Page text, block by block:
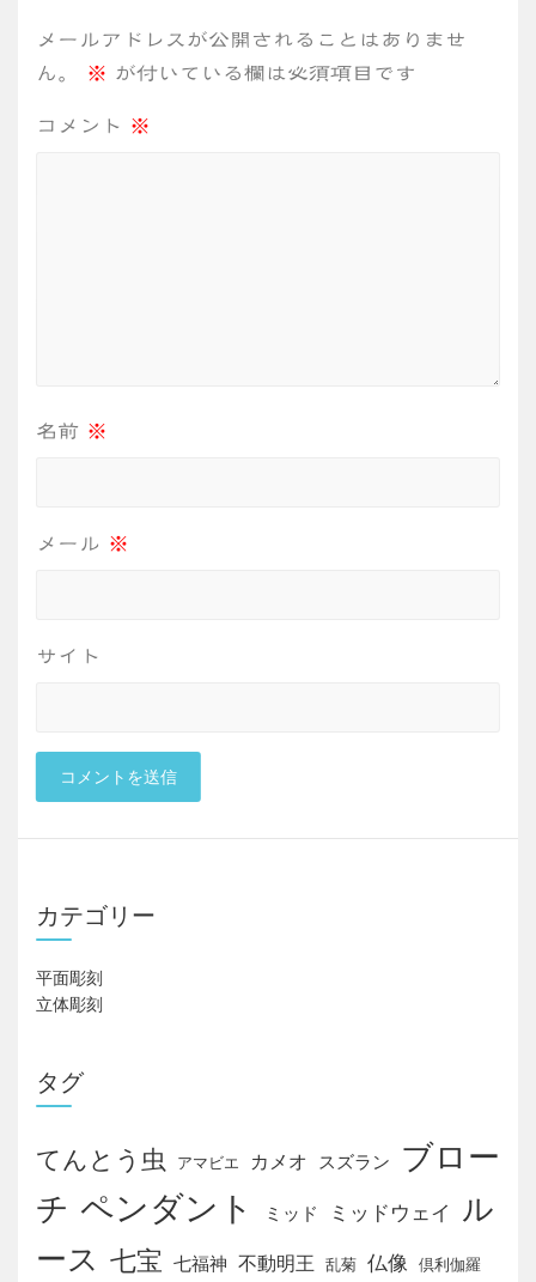
ー
シ
メールアドレスが公開されることはありませ
ん。 ※ が付いている欄は必須項目です
コメント ※
名前 ※
メール ※
サイト
カテゴリー
平面彫刻
立体彫刻
タグ
てんとう虫 アマビエ カメオ スズラン ブロー
チ ペンダント ミッド ミッドウェイ ル
ース 七宝 七福神 不動明王 乱菊 仏像 倶利伽羅